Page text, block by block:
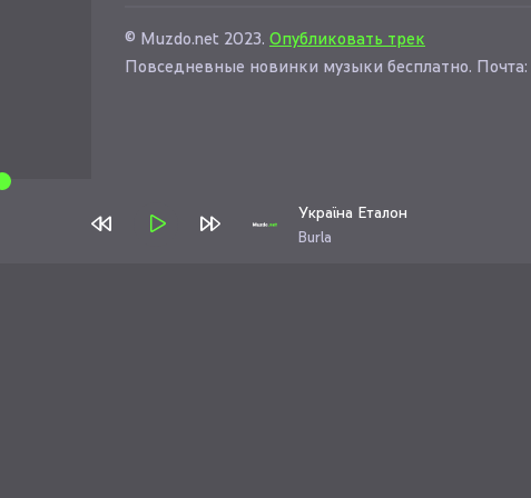
© Muzdo.net 2023. Опубликовать трек
Повседневные новинки музыки бесплатно. Почта:
Україна Еталон
Burla